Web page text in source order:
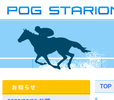
TOP